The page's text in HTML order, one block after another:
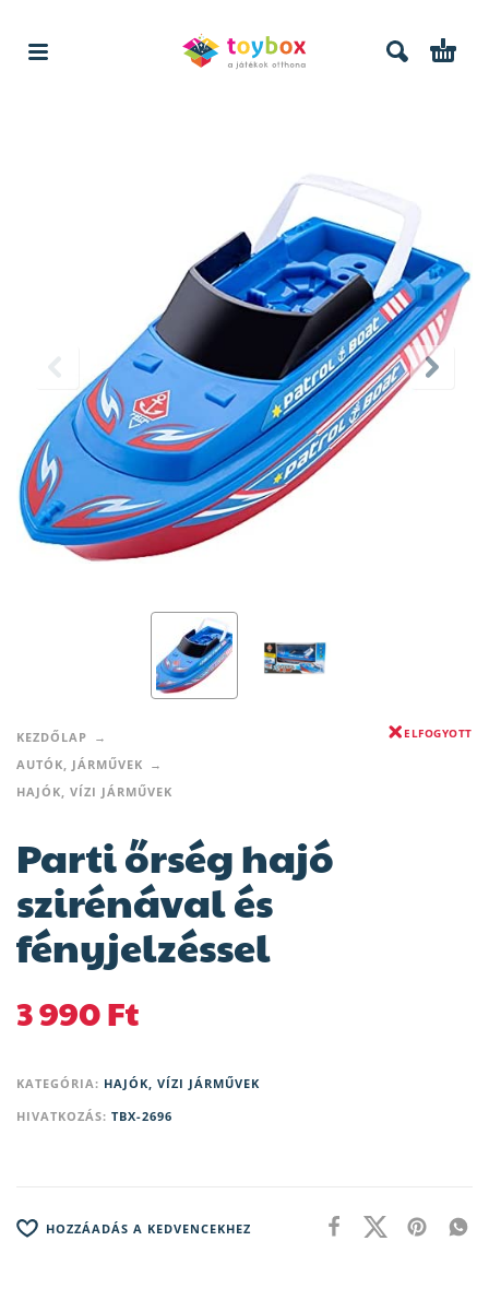
KEZDŐLAP
AUTÓK, JÁRMŰVEK
HAJÓK, VÍZI JÁRMŰVEK
ELFOGYOTT
Parti őrség hajó
szirénával és
fényjelzéssel
3 990Ft
KATEGÓRIA: HAJÓK, VÍZI JÁRMŰVEK
HIVATKOZÁS: TBX-2696
HOZZÁADÁS A KEDVENCEKHEZ